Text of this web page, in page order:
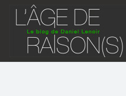
Skip
content